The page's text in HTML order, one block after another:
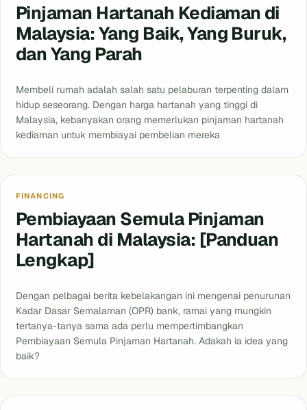
Pinjaman Hartanah Kediaman di
Malaysia: Yang Baik, Yang Buruk,
dan Yang Parah
Membeli rumah adalah salah satu pelaburan terpenting dalam
hidup seseorang. Dengan harga hartanah yang tinggi di
Malaysia, kebanyakan orang memerlukan pinjaman hartanah
kediaman untuk membiayai pembelian mereka
FINANCING
Pembiayaan Semula Pinjaman
Hartanah di Malaysia: [Panduan
Lengkap]
Dengan pelbagai berita kebelakangan ini mengenai penurunan
Kadar Dasar Semalaman (OPR) bank, ramai yang mungkin
tertanya-tanya sama ada perlu mempertimbangkan
Pembiayaan Semula Pinjaman Hartanah. Adakah ia idea yang
baik?